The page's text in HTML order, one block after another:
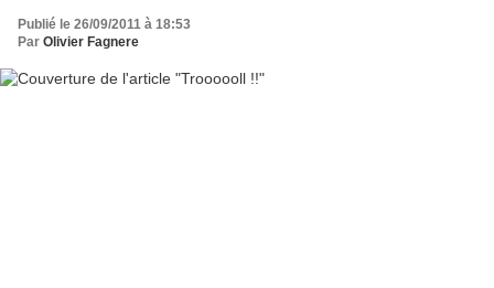
Publié le 26/09/2011 à 18:53
Par Olivier Fagnere